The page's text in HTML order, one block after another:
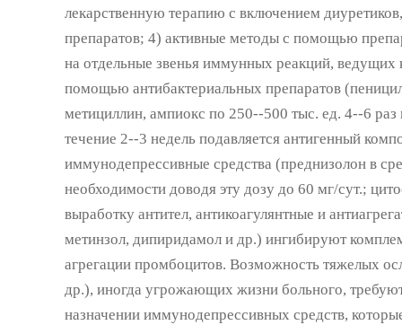
лекарственную терапию с включением
препаратов; 4) активные методы с помощью
на отдельные звенья иммунных реакций,
помощью антибактериальных препаратов
метициллин, ампиокс по 250--500 тыс. ед. 4--6
течение 2--3 недель подавляется антигенный
иммунодепрессивные средства (преднизолон в
необходимости доводя эту дозу до 60 мг/сут.;
выработку антител, антикоагулянтные и
метинзол, дипиридамол и др.) ингибируют
агрегации промбоцитов. Возможность тяжелых
др.), иногда угрожающих жизни больного,
назначении иммунодепрессивных средств,